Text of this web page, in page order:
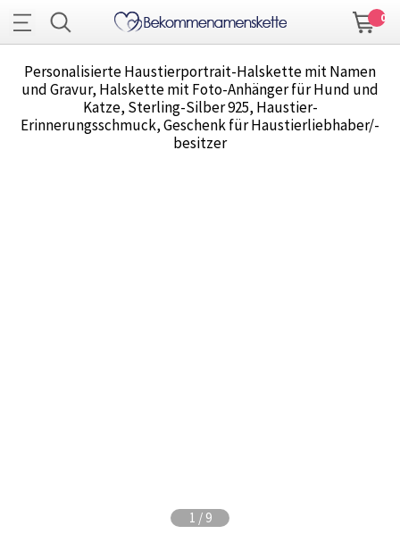
0
Personalisierte Haustierportrait-Halskette mit Namen
und Gravur, Halskette mit Foto-Anhänger für Hund und
Katze, Sterling-Silber 925, Haustier-
Erinnerungsschmuck, Geschenk für Haustierliebhaber/-
besitzer
1 / 9